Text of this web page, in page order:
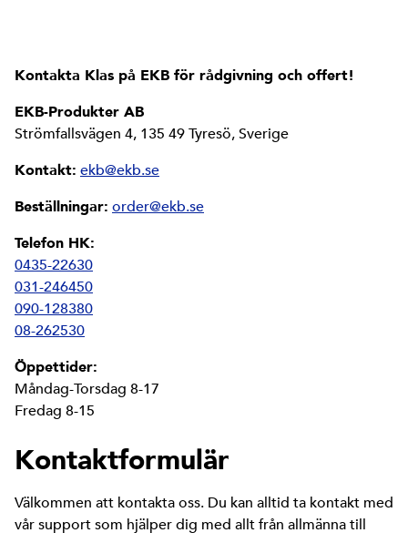
Kontakta Klas på EKB för rådgivning och offert!
EKB-Produkter AB
Strömfallsvägen 4, 135 49 Tyresö, Sverige
Kontakt: ekb@ekb.se
Beställningar: order@ekb.se
Telefon HK:
0435-22630
031-246450
090-128380
08-262530
Öppettider:
Måndag-Torsdag 8-17
Fredag 8-15
Kontaktformulär
Välkommen att kontakta oss. Du kan alltid ta kontakt med
vår support som hjälper dig med allt från allmänna till